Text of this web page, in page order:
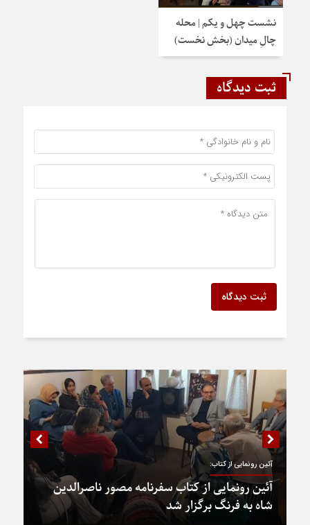
نشست چهل و یکم | محله
چالِ میدان (بخش نخست)
ثبت دیدگاه
ثبت دیدگاه
آئین رونمایی از کتاب:
آئین رونمایی از کتاب سفرنامه مصور ناصرالدین
شاه به فرنگ برگزار شد